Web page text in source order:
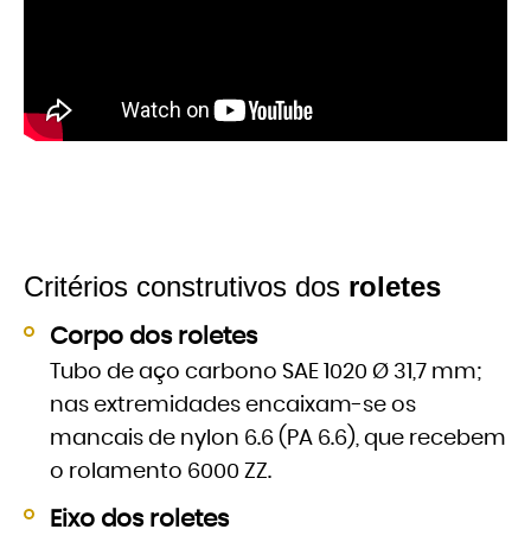
Critérios construtivos dos roletes
Corpo dos roletes
Tubo de aço carbono SAE 1020 Ø 31,7 mm;
nas extremidades encaixam-se os
mancais de nylon 6.6 (PA 6.6), que recebem
o rolamento 6000 ZZ.
Eixo dos roletes